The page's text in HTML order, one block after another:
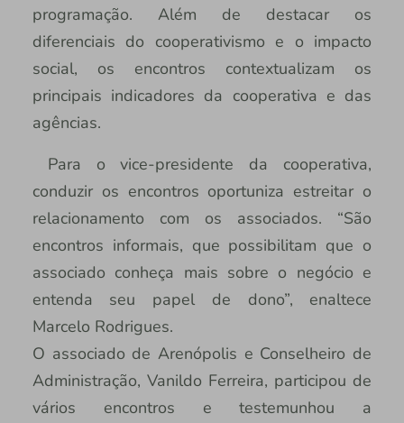
programação. Além de destacar os
diferenciais do cooperativismo e o impacto
social, os encontros contextualizam os
principais indicadores da cooperativa e das
agências.
Para o vice-presidente da cooperativa,
conduzir os encontros oportuniza estreitar o
relacionamento com os associados. “São
encontros informais, que possibilitam que o
associado conheça mais sobre o negócio e
entenda seu papel de dono”, enaltece
Marcelo Rodrigues.
O associado de Arenópolis e Conselheiro de
Administração, Vanildo Ferreira, participou de
vários encontros e testemunhou a